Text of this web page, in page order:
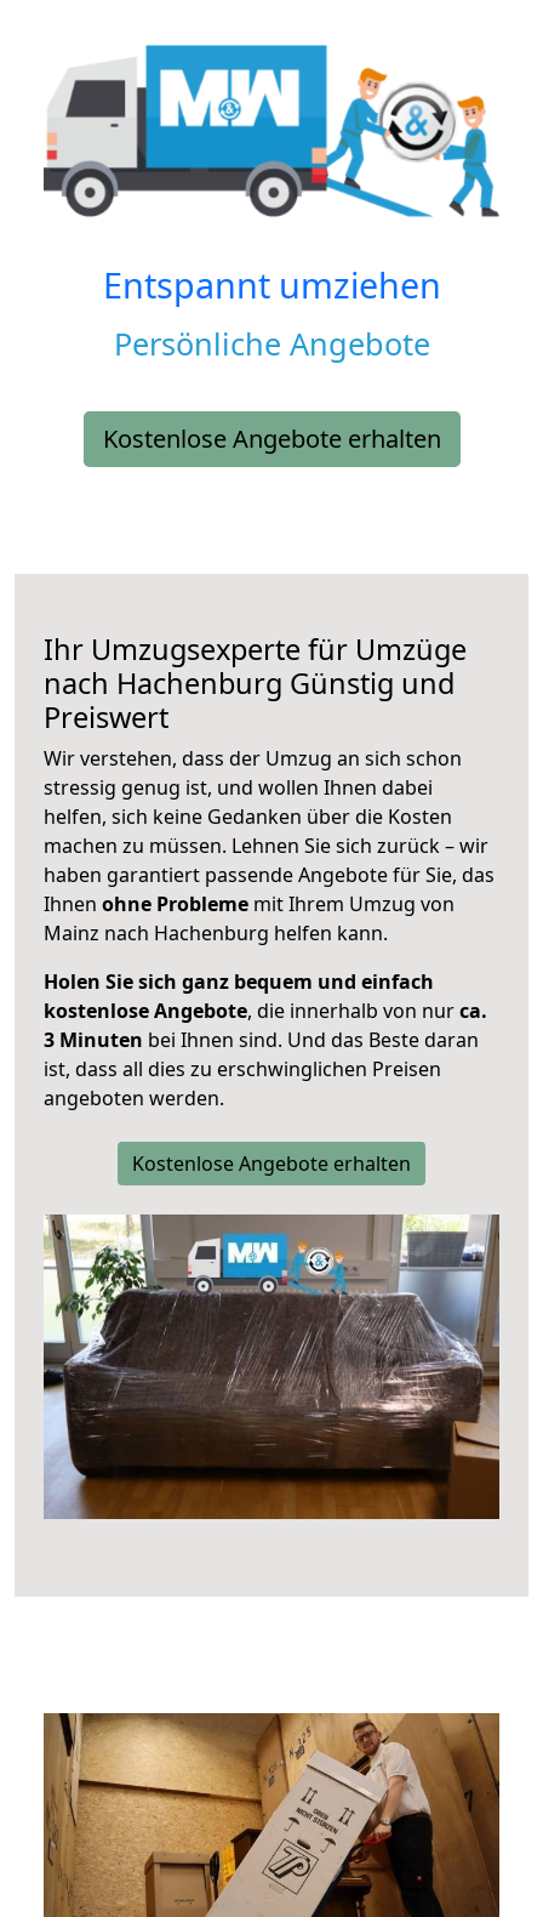
Entspannt umziehen
Persönliche Angebote
Kostenlose Angebote erhalten
Ihr Umzugsexperte für Umzüge
nach Hachenburg Günstig und
Preiswert
Wir verstehen, dass der Umzug an sich schon
stressig genug ist, und wollen Ihnen dabei
helfen, sich keine Gedanken über die Kosten
machen zu müssen. Lehnen Sie sich zurück – wir
haben garantiert passende Angebote für Sie, das
Ihnen ohne Probleme mit Ihrem Umzug von
Mainz nach Hachenburg helfen kann.
Holen Sie sich ganz bequem und einfach
kostenlose Angebote, die innerhalb von nurca.
3 Minuten bei Ihnen sind. Und das Beste daran
ist, dass all dies zu erschwinglichen Preisen
angeboten werden.
Kostenlose Angebote erhalten